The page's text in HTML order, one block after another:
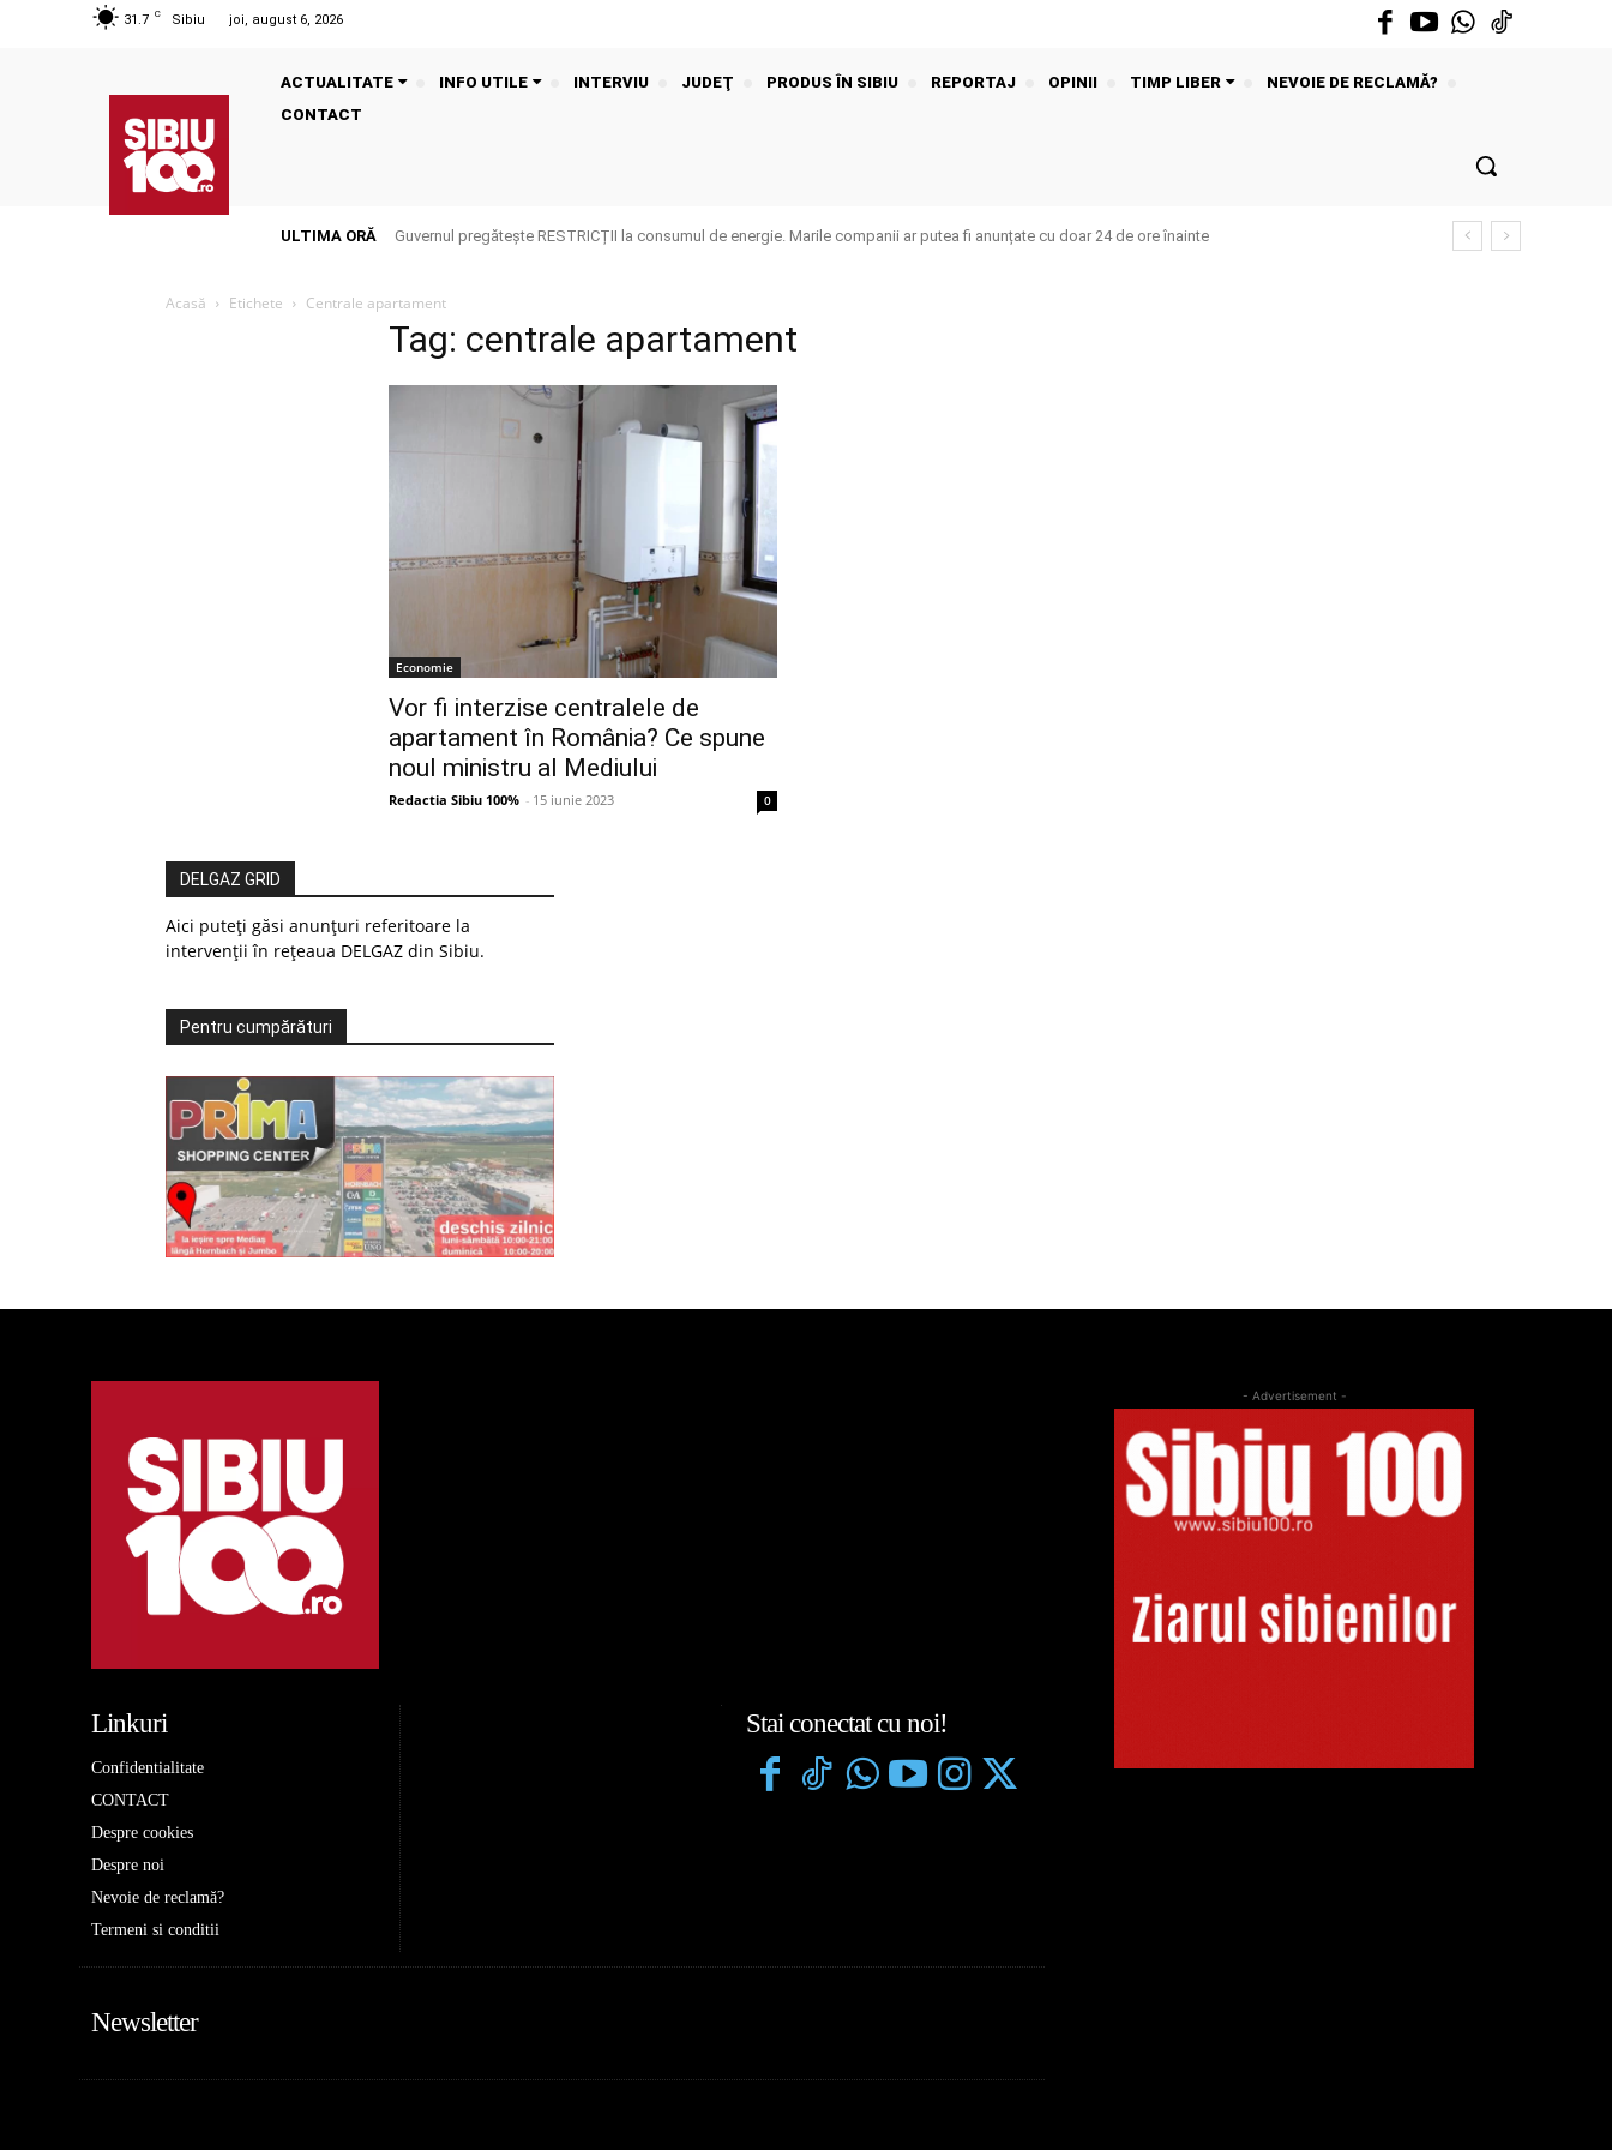
31.7 C Sibiu joi, august 6, 2026
ACTUALITATE INFO UTILE INTERVIU JUDEŢ PRODUS ÎN SIBIU REPORTAJ OPINII TIMP LIBER
NEVOIE DE RECLAMĂ?
CONTACT
ULTIMA ORĂ Guvernul pregătește RESTRICȚII la consumul de energie. Marile companii ar putea fi anunțate cu doar 24 de ore înainte
Acasă Etichete Centrale apartament
Tag: centrale apartament
Economie
Vor fi interzise centralele de
apartament în România? Ce spune
noul ministru al Mediului
Redactia Sibiu 100% - 15 iunie 2023 0
DELGAZ GRID
Aici puteți găsi anunțuri referitoare la
intervenții în rețeaua DELGAZ din Sibiu.
Pentru cumpărături
Linkuri
Confidentialitate
CONTACT
Despre cookies
Despre noi
Nevoie de reclamă?
Termeni si conditii
Stai conectat cu noi!
Newsletter
- Advertisement -